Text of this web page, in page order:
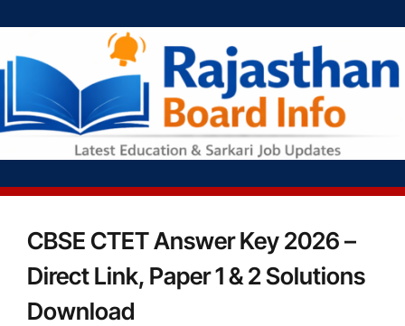
CBSE CTET Answer Key 2026 –
Direct Link, Paper 1 & 2 Solutions
Download